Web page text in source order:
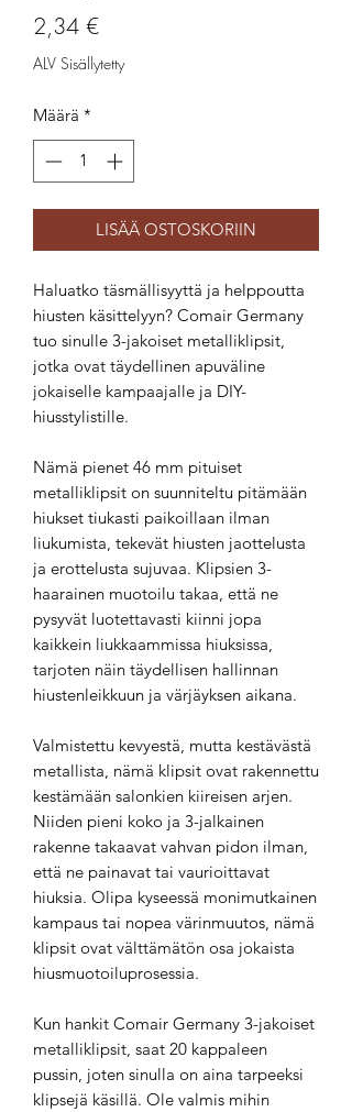
2,34 €Hinta
ALV Sisällytetty
Määrä *
LISÄÄ OSTOSKORIIN
Haluatko täsmällisyyttä ja helppoutta
hiusten käsittelyyn? Comair Germany
tuo sinulle 3-jakoiset metalliklipsit,
jotka ovat täydellinen apuväline
jokaiselle kampaajalle ja DIY-
hiusstylistille.
Nämä pienet 46 mm pituiset
metalliklipsit on suunniteltu pitämään
hiukset tiukasti paikoillaan ilman
liukumista, tekevät hiusten jaottelusta
ja erottelusta sujuvaa. Klipsien 3-
haarainen muotoilu takaa, että ne
pysyvät luotettavasti kiinni jopa
kaikkein liukkaammissa hiuksissa,
tarjoten näin täydellisen hallinnan
hiustenleikkuun ja värjäyksen aikana.
Valmistettu kevyestä, mutta kestävästä
metallista, nämä klipsit ovat rakennettu
kestämään salonkien kiireisen arjen.
Niiden pieni koko ja 3-jalkainen
rakenne takaavat vahvan pidon ilman,
että ne painavat tai vaurioittavat
hiuksia. Olipa kyseessä monimutkainen
kampaus tai nopea värinmuutos, nämä
klipsit ovat välttämätön osa jokaista
hiusmuotoiluprosessia.
Kun hankit Comair Germany 3-jakoiset
metalliklipsit, saat 20 kappaleen
pussin, joten sinulla on aina tarpeeksi
klipsejä käsillä. Ole valmis mihin